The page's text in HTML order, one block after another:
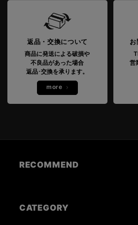
返品・交換について
商品に発送による破損や
不良品があった場合
返品･交換を承ります。
more
お
営
RECOMMEND
CATEGORY